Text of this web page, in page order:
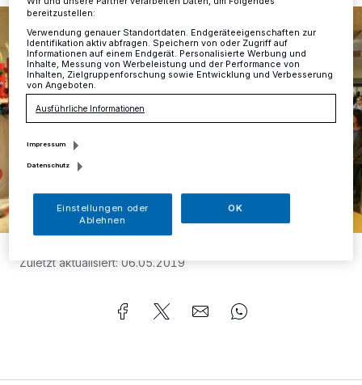
Zuletzt aktualisiert: 06.05.2019
bereitzustellen:
Verwendung genauer Standortdaten. Endgeräteeigenschaften zur
Identifikation aktiv abfragen. Speichern von oder Zugriff auf
Informationen auf einem Endgerät. Personalisierte Werbung und
Inhalte, Messung von Werbeleistung und der Performance von
Inhalten, Zielgruppenforschung sowie Entwicklung und Verbesserung
von Angeboten.
Ausführliche Informationen
Impressum
Datenschutz
Einstellungen oder
Ablehnen
OK